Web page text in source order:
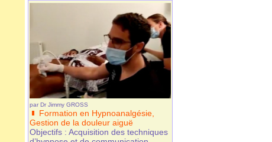
par Dr Jimmy GROSS
Formation en Hypnoanalgésie,
Gestion de la douleur aiguë
Objectifs : Acquisition des techniques